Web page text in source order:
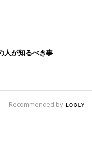
人が知るべき事
Recommended by